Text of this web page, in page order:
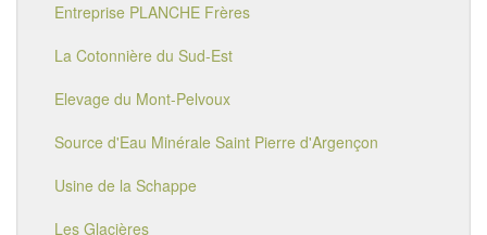
Entreprise PLANCHE Frères
La Cotonnière du Sud-Est
Elevage du Mont-Pelvoux
Source d'Eau Minérale Saint Pierre d'Argençon
Usine de la Schappe
Les Glacières